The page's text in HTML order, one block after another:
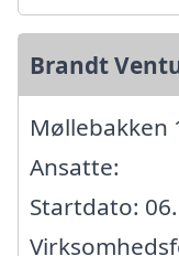
Brandt
Møllebakken
Ansatte:
Startdato: